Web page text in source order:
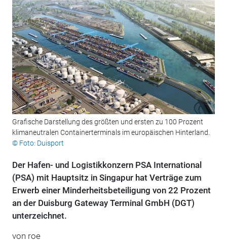
Grafische Darstellung des größten und ersten zu 100 Prozent
klimaneutralen Containerterminals im europäischen Hinterland.
© Foto: Duisport
Der Hafen- und Logistikkonzern PSA International
(PSA) mit Hauptsitz in Singapur hat Verträge zum
Erwerb einer Minderheitsbeteiligung von 22 Prozent
an der Duisburg Gateway Terminal GmbH (DGT)
unterzeichnet.
von roe